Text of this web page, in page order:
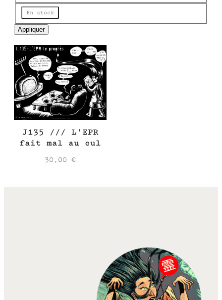
e
Disponibilité
En stock
Appliquer
J135 /// L’EPR
fait mal au cul
30,00€